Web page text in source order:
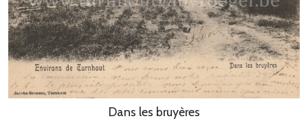
Dans les bruyères